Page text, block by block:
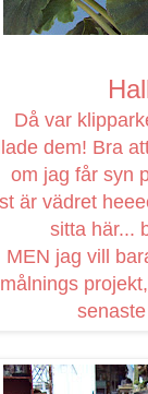
Då var
dem! Bra
om jag får syn
är vädret
sitta här...
MEN jag vill
målnings